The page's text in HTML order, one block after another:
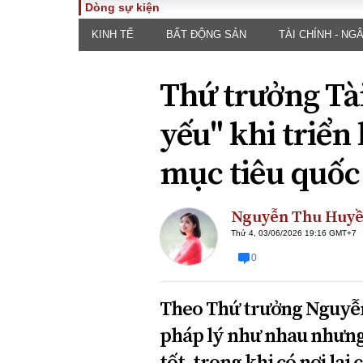
TOÀN CẢNH
Chính sách
Đối thoại
PHÁP
luật
Góc
Hồ sơ
An ninh
ĐA CHIỀU
Quan điểm
Dòng sự kiện
KINH TẾ BẤT ĐỘNG SẢN TÀI CHÍNH -
Thứ trưởng
yếu" khi triển
mục tiêu
Nguyễn Thu
Thứ 4, 03/06/2026 19:16 GMT+7
0
Theo Thứ trưởng
pháp lý như nhau